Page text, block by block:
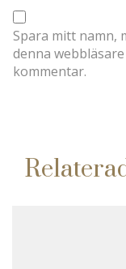
Spara mitt namn,
denna
kommentar.